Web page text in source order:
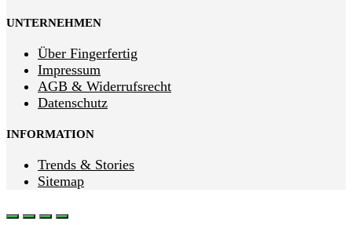
UNTERNEHMEN
Über Fingerfertig
Impressum
AGB & Widerrufsrecht
Datenschutz
INFORMATION
Trends & Stories
Sitemap